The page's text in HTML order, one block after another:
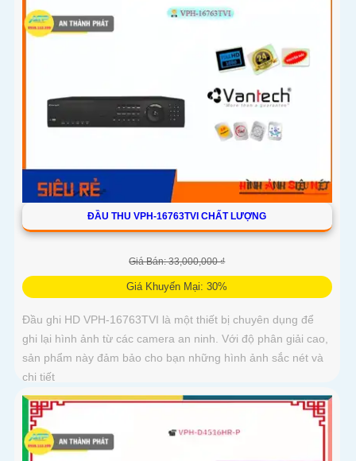
ĐẦU THU VPH-16763TVI CHẤT LƯỢNG
Giá Bán: 33,000,000 ₫
Giá Khuyến Mại: 30%
Đầu ghi HD VPH-16763TVI là một thiết bị chuyên dụng để
ghi lại hình ảnh từ các camera an ninh. Với độ phân giải cao,
sản phẩm này đảm bảo cho bạn những hình ảnh sắc nét và
chi tiết